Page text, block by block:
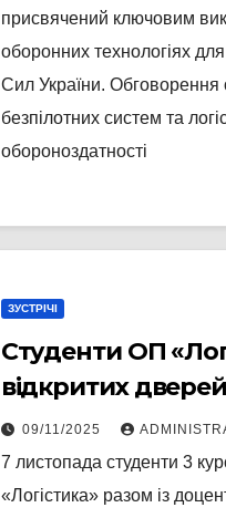
2025”.
присвячений ключовим
оборонних технологіях
Сил України. Обговорення
безпілотних систем та
обороноздатності
ЗУСТРІЧІ
Студенти ОП
відкритих
UKRAMARINE!
09/11/2025
7 листопада студенти 3
«Логістика» разом із